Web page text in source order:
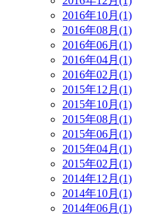
2016年10月(1)
2016年08月(1)
2016年06月(1)
2016年04月(1)
2016年02月(1)
2015年12月(1)
2015年10月(1)
2015年08月(1)
2015年06月(1)
2015年04月(1)
2015年02月(1)
2014年12月(1)
2014年10月(1)
2014年06月(1)